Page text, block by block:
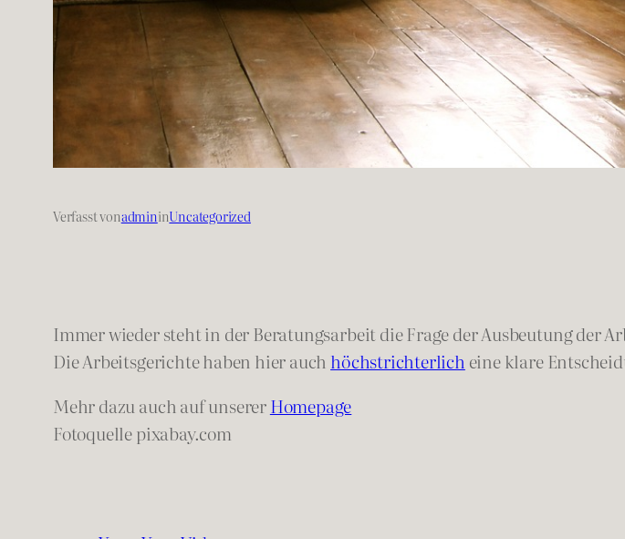
Verfasst vonadmininUncategorized
Immer wieder steht in der Beratungsarbeit die Frage der Ausbeutung der
Die Arbeitsgerichte haben hier auch höchstrichterlich eine klare
Mehr dazu auch auf unsererHomepage
Fotoquelle pixabay.com